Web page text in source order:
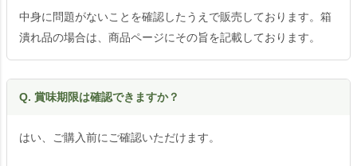
中身に問題がないことを確認したうえで販売しております。箱
潰れ品の場合は、商品ページにその旨を記載しております。
Q. 賞味期限は確認できますか？
はい、ご購入前にご確認いただけます。